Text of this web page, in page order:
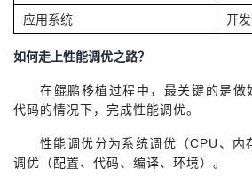
应用系统
开
如何走上性能调优之路？
在鲲鹏移植过程中，最关键的是做
代码的情况下，完成性能调优。
性能调优分为系统调优（CPU、内
调优（配置、代码、编译、环境）。